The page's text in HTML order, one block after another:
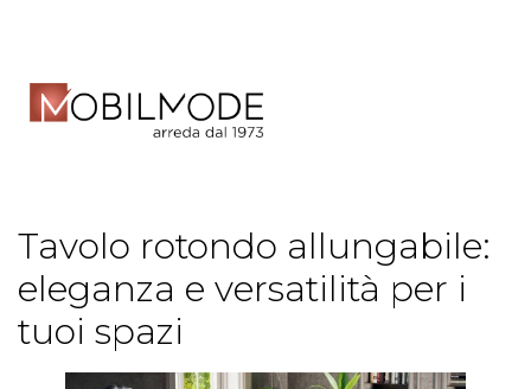
Tavolo rotondo allungabile:
eleganza e versatilità per i
tuoi spazi